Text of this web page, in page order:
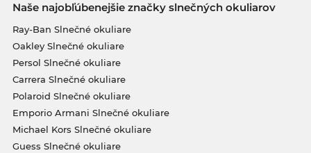
Naše najobľúbenejšie značky slnečných okuliarov
Ray-Ban Slnečné okuliare
Oakley Slnečné okuliare
Persol Slnečné okuliare
Carrera Slnečné okuliare
Polaroid Slnečné okuliare
Emporio Armani Slnečné okuliare
Michael Kors Slnečné okuliare
Guess Slnečné okuliare